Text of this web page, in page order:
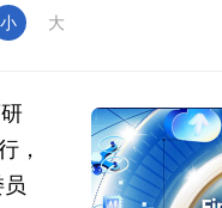
小 大
，